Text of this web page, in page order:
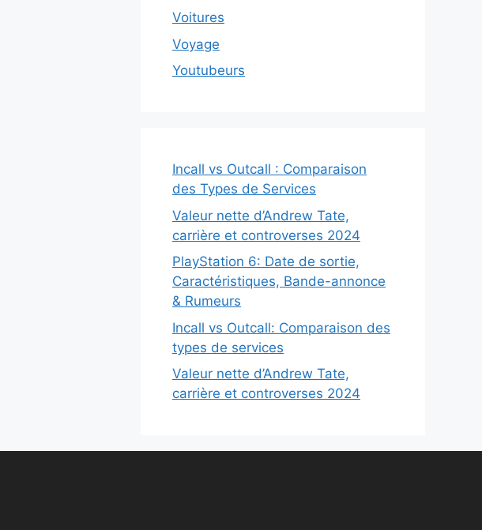
Voitures
Voyage
Youtubeurs
Incall vs Outcall : Comparaison
des Types de Services
Valeur nette d’Andrew Tate,
carrière et controverses 2024
PlayStation 6: Date de sortie,
Caractéristiques, Bande-annonce
& Rumeurs
Incall vs Outcall: Comparaison des
types de services
Valeur nette d’Andrew Tate,
carrière et controverses 2024